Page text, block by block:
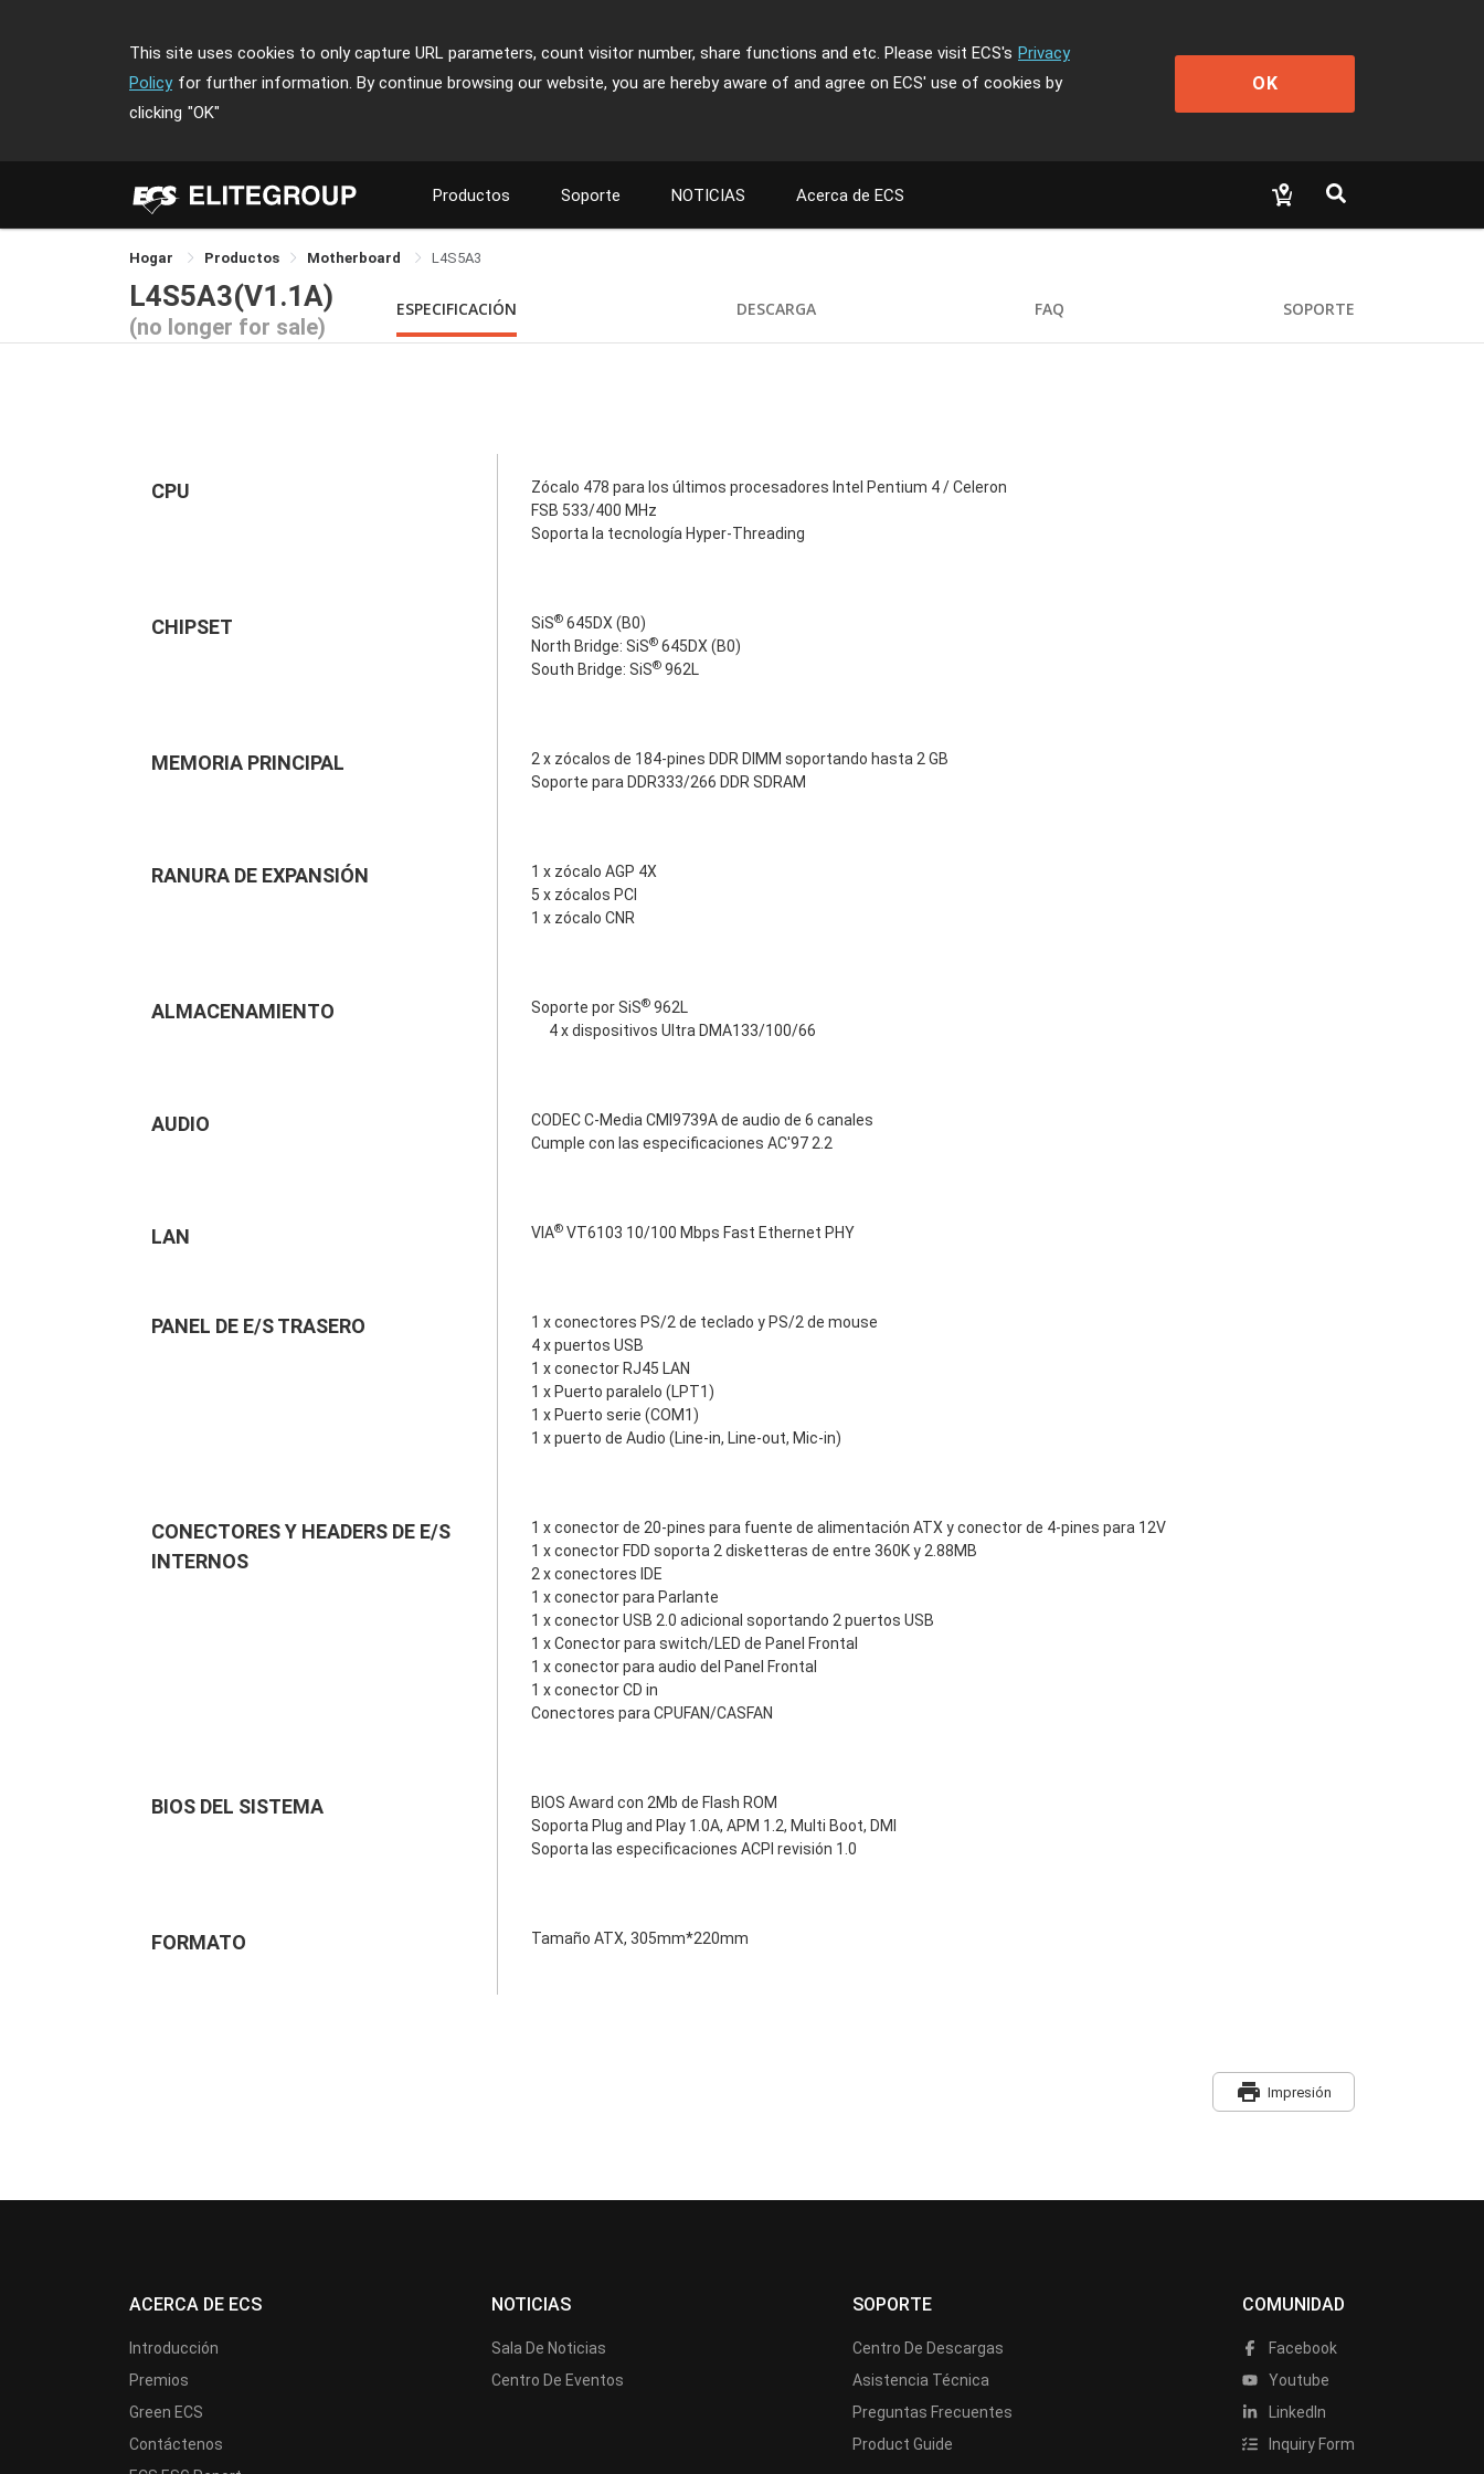
This site uses cookies to only capture URL parameters, count visitor number, share functions and etc. Please visit ECS's Privacy
Policy for further information. By continue browsing our website, you are hereby aware of and agree on ECS' use of cookies by
clicking "OK"
OK
Productos Soporte NOTICIAS Acerca de ECS
Hogar Productos Motherboard L4S5A3
L4S5A3(V1.1A)
(no longer for sale)
ESPECIFICACIÓN DESCARGA FAQ SOPORTE
CPU
Zócalo 478 para los últimos procesadores Intel Pentium 4 / Celeron
FSB 533/400 MHz
Soporta la tecnología Hyper-Threading
CHIPSET SiS® 645DX (B0)
North Bridge: SiS® 645DX (B0)
South Bridge: SiS® 962L
MEMORIA PRINCIPAL
2 x zócalos de 184-pines DDR DIMM soportando hasta 2 GB
Soporte para DDR333/266 DDR SDRAM
RANURA DE EXPANSIÓN
1 x zócalo AGP 4X
5 x zócalos PCI
1 x zócalo CNR
ALMACENAMIENTO Soporte por SiS® 962L
4 x dispositivos Ultra DMA133/100/66
AUDIO
CODEC C-Media CMI9739A de audio de 6 canales
Cumple con las especificaciones AC'97 2.2
LAN VIA® VT6103 10/100 Mbps Fast Ethernet PHY
PANEL DE E/S TRASERO
1 x conectores PS/2 de teclado y PS/2 de mouse
4 x puertos USB
1 x conector RJ45 LAN
1 x Puerto paralelo (LPT1)
1 x Puerto serie (COM1)
1 x puerto de Audio (Line-in, Line-out, Mic-in)
CONECTORES Y HEADERS DE E/S
INTERNOS
1 x conector de 20-pines para fuente de alimentación ATX y conector de 4-pines para 12V
1 x conector FDD soporta 2 disketteras de entre 360K y 2.88MB
2 x conectores IDE
1 x conector para Parlante
1 x conector USB 2.0 adicional soportando 2 puertos USB
1 x Conector para switch/LED de Panel Frontal
1 x conector para audio del Panel Frontal
1 x conector CD in
Conectores para CPUFAN/CASFAN
BIOS DEL SISTEMA
BIOS Award con 2Mb de Flash ROM
Soporta Plug and Play 1.0A, APM 1.2, Multi Boot, DMI
Soporta las especificaciones ACPI revisión 1.0
FORMATO Tamaño ATX, 305mm*220mm
print Impresión
ACERCA DE ECS
Introducción
Premios
Green ECS
Contáctenos
NOTICIAS
Sala De Noticias
Centro De Eventos
SOPORTE
Centro De Descargas
Asistencia Técnica
Preguntas Frecuentes
Product Guide
COMUNIDAD
Facebook
Youtube
LinkedIn
Inquiry Form